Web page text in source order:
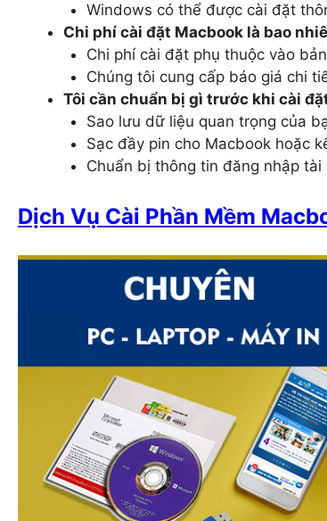
Windows có thể được cài đặt
Chi phí cài đặt Macbook là bao
Chi phí cài đặt phụ thuộc vào
Chúng tôi cung cấp báo giá chi
Tôi cần chuẩn bị gì trước khi cài
Sao lưu dữ liệu quan trọng của
Sạc đầy pin cho Macbook hoặc
Chuẩn bị thông tin đăng nhập
Dịch Vụ Cài Phần Mềm